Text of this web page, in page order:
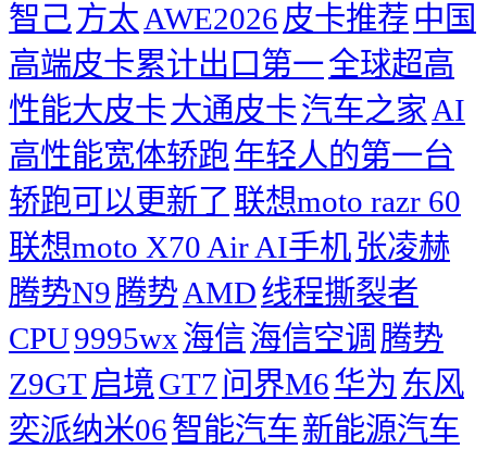
智己 方太 AWE2026 皮卡推荐 中国
高端皮卡累计出口第一全球超高
性能大皮卡大通皮卡汽车之家 AI
高性能宽体轿跑年轻人的第一台
轿跑可以更新了 联想moto razr 60
联想moto X70 Air AI手机张凌赫
腾势N9腾势AMD线程撕裂者
CPU9995wx海信海信空调 腾势
Z9GT启境GT7 问界M6华为 东风
奕派纳米06智能汽车新能源汽车